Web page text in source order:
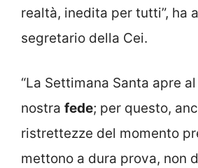
realtà, inedita per tutti”, ha
segretario della Cei.
“La Settimana Santa apre
nostra fede; per questo,
ristrettezze del momento
mettono a dura prova, non